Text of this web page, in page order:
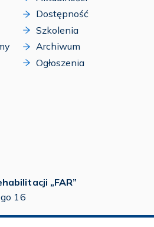
Dostępność
Szkolenia
Archiwum
Ogłoszenia
„FAR”
16